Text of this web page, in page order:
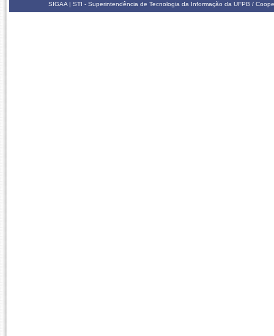
SIGAA | STI - Superintendência de Tecnologia da Informação da UFPB /